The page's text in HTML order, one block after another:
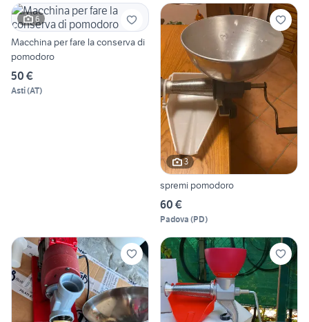
6
Macchina per fare la conserva di
pomodoro
50 €
Asti(AT)
3
spremi pomodoro
60 €
Padova (PD)